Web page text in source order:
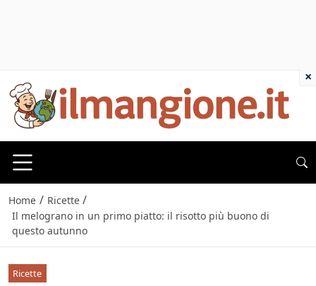
Home / Ricette /
Il melograno in un primo piatto: il risotto più buono di
questo autunno
Ricette
×